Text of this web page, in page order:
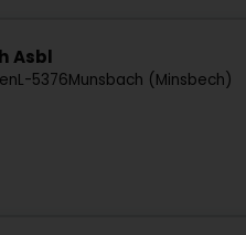
Asbl
L-5376Munsbach (Minsbech)